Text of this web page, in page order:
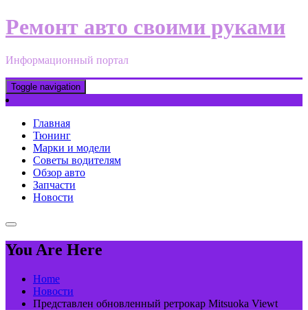
Ремонт авто своими руками
Информационный портал
Toggle navigation
Главная
Тюнинг
Марки и модели
Советы водителям
Обзор авто
Запчасти
Новости
You Are Here
Home
Новости
Представлен обновленный ретрокар Mitsuoka Viewt